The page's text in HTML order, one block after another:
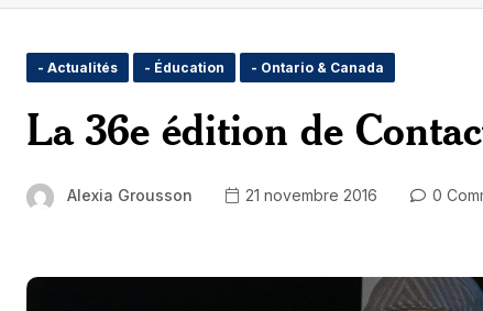
- Actualités - Éducation - Ontario & Canada
La 36e édition de
Alexia Grousson 21 novembre 2016 0